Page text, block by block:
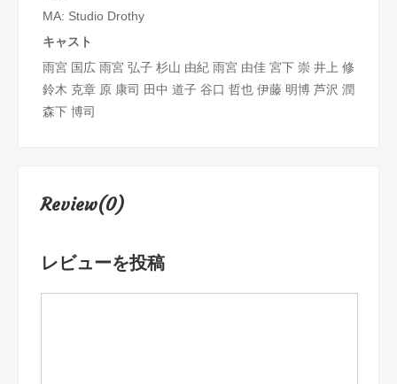
MA: Studio Drothy
キャスト
雨宮 国広 雨宮 弘子 杉山 由紀 雨宮 由佳 宮下 崇 井上 修
鈴木 克章 原 康司 田中 道子 谷口 哲也 伊藤 明博 芦沢 潤
森下 博司
Review(0)
レビューを投稿